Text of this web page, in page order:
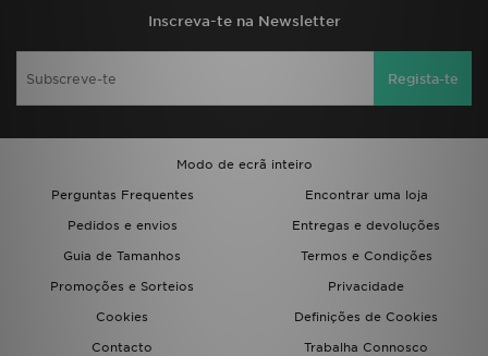
Inscreva-te na Newsletter
Regista-te
Modo de ecrã inteiro
Perguntas Frequentes
Encontrar uma loja
Pedidos e envios
Entregas e devoluções
Guia de Tamanhos
Termos e Condições
Promoções e Sorteios
Privacidade
Cookies
Definições de Cookies
Contacto
Trabalha Connosco